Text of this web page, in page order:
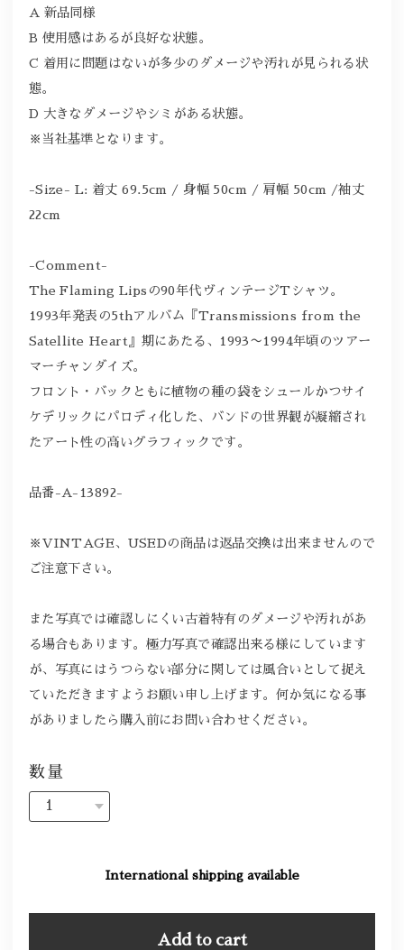
A 新品同様
B 使用感はあるが良好な状態。
C 着用に問題はないが多少のダメージや汚れが見られる状
態。
D 大きなダメージやシミがある状態。
※当社基準となります。
-Size- L: 着丈 69.5cm / 身幅 50cm / 肩幅 50cm /袖丈
22cm
-Comment-
The Flaming Lipsの90年代ヴィンテージTシャツ。
1993年発表の5thアルバム『Transmissions from the
Satellite Heart』期にあたる、1993〜1994年頃のツアー
マーチャンダイズ。
フロント・バックともに植物の種の袋をシュールかつサイ
ケデリックにパロディ化した、バンドの世界観が凝縮され
たアート性の高いグラフィックです。
品番-A-13892-
※VINTAGE、USEDの商品は返品交換は出来ませんので
ご注意下さい。
また写真では確認しにくい古着特有のダメージや汚れがあ
る場合もあります。極力写真で確認出来る様にしています
が、写真にはうつらない部分に関しては風合いとして捉え
ていただきますようお願い申し上げます。何か気になる事
がありましたら購入前にお問い合わせください。
数量
International shipping available
Add to cart